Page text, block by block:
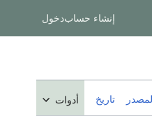
إنشاء حسابدخول
تاريخ أدوات